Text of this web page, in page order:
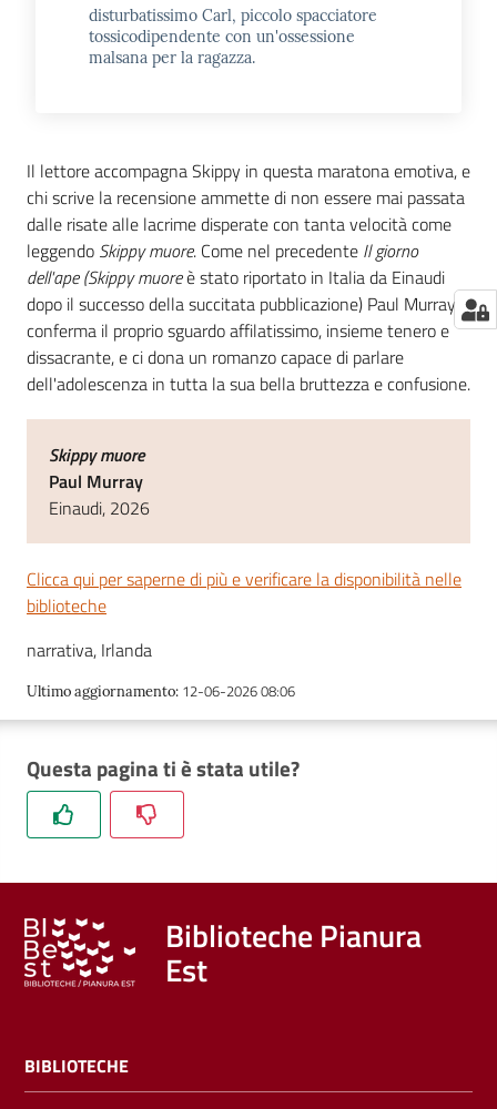
disturbatissimo Carl, piccolo spacciatore
tossicodipendente con un'ossessione
malsana per la ragazza.
Il lettore accompagna Skippy in questa maratona emotiva, e
chi scrive la recensione ammette di non essere mai passata
dalle risate alle lacrime disperate con tanta velocità come
leggendo Skippy muore. Come nel precedente Il giorno
dell'ape (Skippy muoreè stato riportato in Italia da Einaudi
dopo il successo della succitata pubblicazione) Paul Murray
conferma il proprio sguardo affilatissimo, insieme tenero e
dissacrante, e ci dona un romanzo capace di parlare
dell'adolescenza in tutta la sua bella bruttezza e confusione.
Skippy muore
Paul Murray
Einaudi, 2026
Clicca qui per saperne di più e verificare la disponibilità nelle
biblioteche
narrativa, Irlanda
Ultimo aggiornamento: 12-06-2026 08:06
Questa pagina ti è stata utile?
Biblioteche Pianura
Est
BIBLIOTECHE